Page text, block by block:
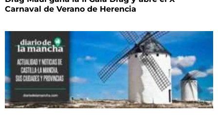
Carnaval de Verano de Herencia